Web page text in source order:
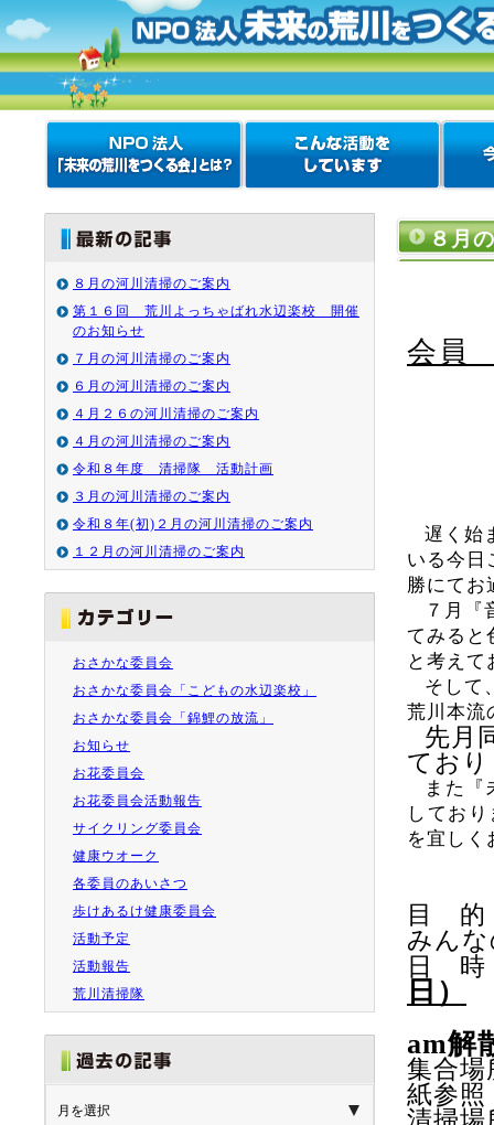
８月の河川清掃のご案内
第１６回 荒川よっちゃばれ水辺楽校 開催
のお知らせ
７月の河川清掃のご案内
６月の河川清掃のご案内
４月２６の河川清掃のご案内
４月の河川清掃のご案内
令和８年度 清掃隊 活動計画
３月の河川清掃のご案内
令和８年(初)２月の河川清掃のご案内
１２月の河川清掃のご案内
おさかな委員会
おさかな委員会「こどもの水辺楽校」
おさかな委員会「錦鯉の放流」
お知らせ
お花委員会
お花委員会活動報告
サイクリング委員会
健康ウオーク
各委員のあいさつ
歩けあるけ健康委員会
活動予定
活動報告
荒川清掃隊
８月
会員
遅く始
いる今
勝にてお
７月『
てみると
と考えて
そして
荒川本流
先月
てお
また『
してお
を宜しく
目 的
みん
日
日）
am解
集合
紙参照